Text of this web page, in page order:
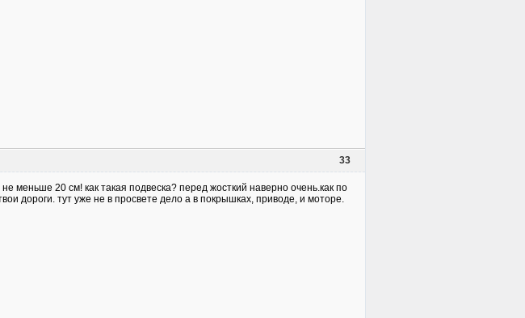
33
меньше 20 см! как такая подвеска? перед жосткий наверно очень.как по
дороги. тут уже не в просвете дело а в покрышках, приводе, и моторе.